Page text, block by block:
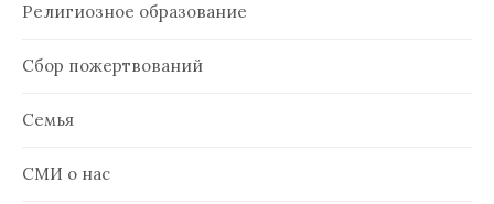
Религиозное образование
Сбор пожертвований
Семья
СМИ о нас